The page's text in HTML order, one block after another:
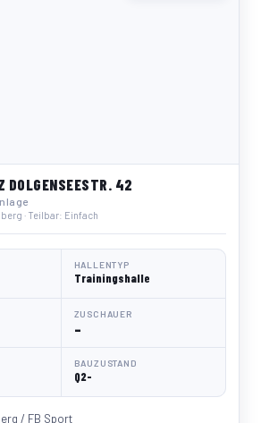
DOLGENSEESTR. 42
· Teilbar: Einfach
HALLENTYP
Trainingshalle
ZUSCHAUER
–
BAUZUSTAND
Q2-
/ FB Sport